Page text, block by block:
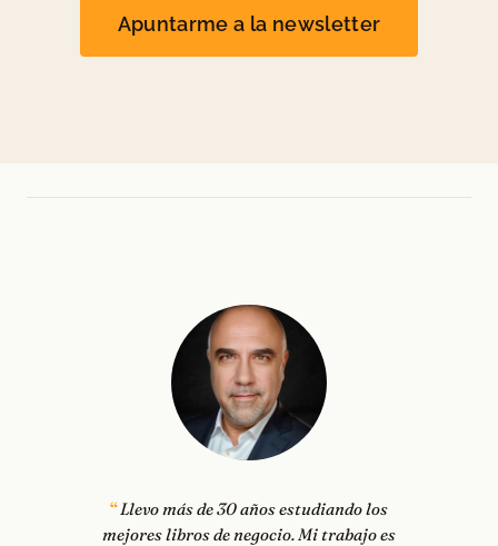
Apuntarme a la newsletter
Llevo más de 30 años estudiando los
mejores libros de negocio. Mi trabajo es